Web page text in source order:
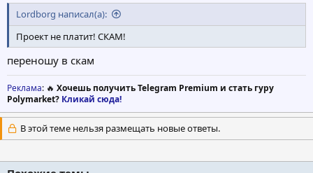
Lordborg написал(а):
Проект не платит! СКАМ!
переношу в скам
Реклама: 🔥 Хочешь получить Telegram Premium и стать гуру
Polymarket? Кликай сюда!
В этой теме нельзя размещать новые ответы.